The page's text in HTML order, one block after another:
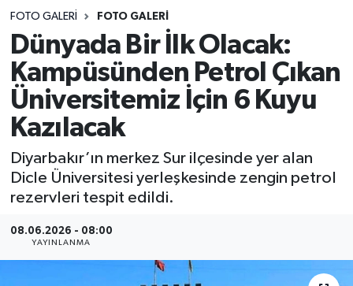
FOTO GALERI FOTO GALERI
Dünyada Bir İlk Olacak:
Kampüsünden Petrol Çıkan
Üniversitemiz İçin 6 Kuyu
Kazılacak
Diyarbakır’ın merkez Sur ilçesinde yer alan
Dicle Üniversitesi yerleşkesinde zengin petrol
rezervleri tespit edildi.
08.06.2026 - 08:00
YAYINLANMA
Spor
Teknoloji